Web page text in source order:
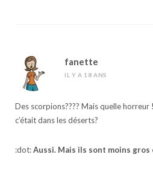
fanette
IL Y A 18 ANS
Des scorpions???? Mais quelle horreur
c’était dans les déserts?
:dot:Aussi. Mais ils sont moins